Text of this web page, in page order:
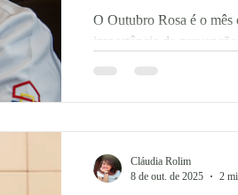
O Outubro Rosa é o mês
importância da
que já apresentam
promissora para o
Cláudia Rolim
8 de out. de 2025
2